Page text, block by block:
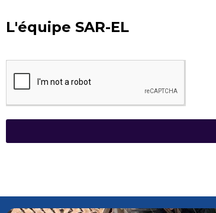
L'équipe SAR-EL